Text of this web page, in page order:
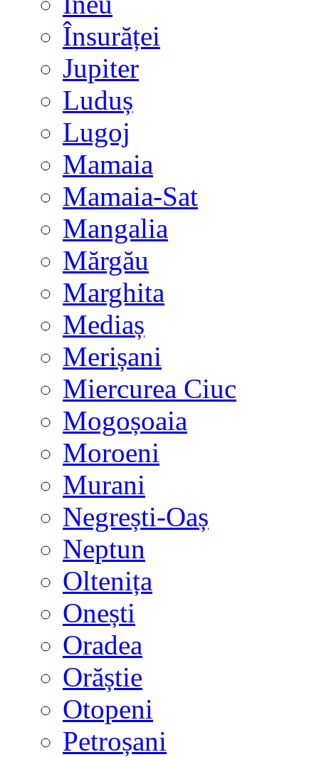
Însurăței
Jupiter
Luduș
Lugoj
Mamaia
Mamaia-Sat
Mangalia
Mărgău
Marghita
Mediaș
Merișani
Miercurea Ciuc
Mogoșoaia
Moroeni
Murani
Negrești-Oaș
Neptun
Oltenița
Onești
Oradea
Orăștie
Otopeni
Petroșani